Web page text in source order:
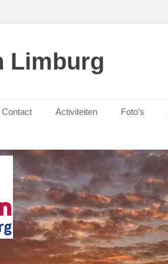
Limburg
Contact Activiteiten Foto’s